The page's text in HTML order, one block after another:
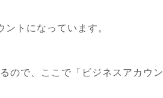
トになっています。
ので、ここで「ビジネスアカウン